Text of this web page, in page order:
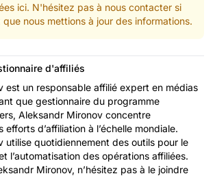
ici. N'hésitez pas à nous contacter si
nous mettions à jour des informations.
d'affiliés
est un responsable affilié expert en médias
que gestionnaire du programme
Aleksandr Mironov concentre
efforts d’affiliation à l’échelle mondiale.
utilise quotidiennement des outils pour le
l’automatisation des opérations affiliées.
Mironov, n’hésitez pas à le joindre